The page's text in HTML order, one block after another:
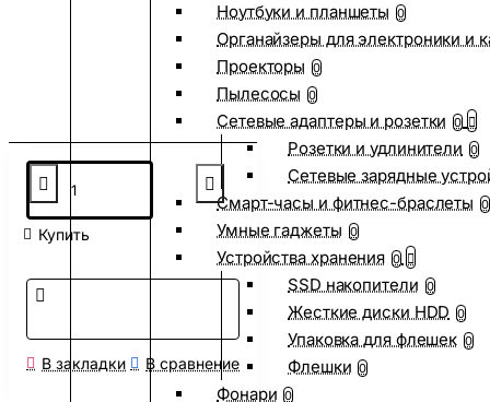
Ноутбуки и планшеты 0
Органайзеры для электроники и
Проекторы 0
Пылесосы 0
Сетевые адаптеры и розетки 0
Розетки и удлинители 0
Сетевые зарядные
Смарт-часы и фитнес-браслеты 0
Умные гаджеты 0
Устройства хранения 0
SSD накопители 0
Жесткие диски HDD 0
Упаковка для флешек 0
Флешки 0
Фонари 0
Купить
В закладки В сравнение